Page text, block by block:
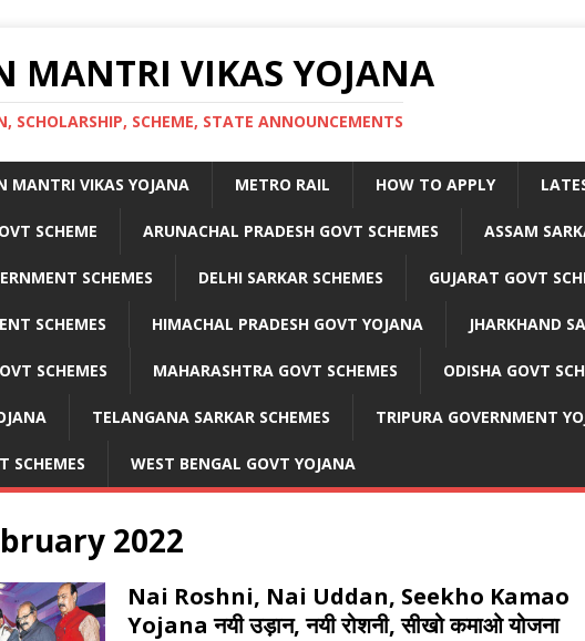
MANTRI VIKAS YOJANA
SCHOLARSHIP, SCHEME, STATE ANNOUNCEMENTS
MANTRI VIKAS YOJANA METRO RAIL HOW TO APPLY
SCHEME ARUNACHAL PRADESH GOVT SCHEMES ASSAM
SCHEMES DELHI SARKAR SCHEMES GUJARAT GOVT
SCHEMES HIMACHAL PRADESH GOVT YOJANA JHARKHAND
SCHEMES MAHARASHTRA GOVT SCHEMES ODISHA GOVT
TELANGANA SARKAR SCHEMES TRIPURA GOVERNMENT
SCHEMES WEST BENGAL GOVT YOJANA
2022
Nai Roshni, Nai Uddan, Seekho Kamao
Yojana नयी उड़ान, नयी रोशनी, सीखो कमाओ योजना